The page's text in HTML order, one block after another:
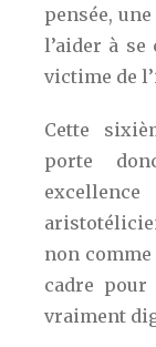
pensée,
l’aider à
victime de
Cette
porte
non comme
cadre pour
vraiment